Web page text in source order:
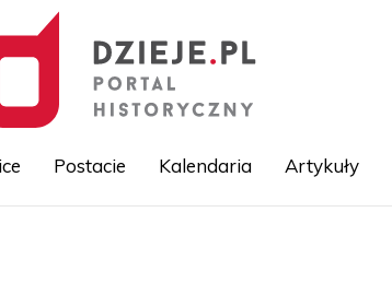
Postacie Kalendaria Artykuły